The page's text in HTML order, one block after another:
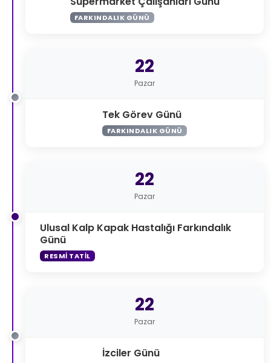
FARKINDALIK GÜNÜ
22
Pazar
Tek Görev Günü
FARKINDALIK GÜNÜ
22
Pazar
Ulusal Kalp Kapak Hastalığı Farkındalık
Günü
RESMI TATIL
22
Pazar
İzciler Günü